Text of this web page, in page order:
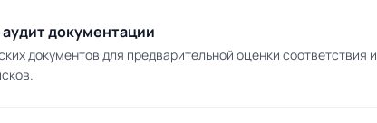
документации
документов для предварительной оценки соответствия и